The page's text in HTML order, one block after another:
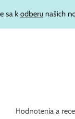
sa k odberu našich
Hodnotenia a